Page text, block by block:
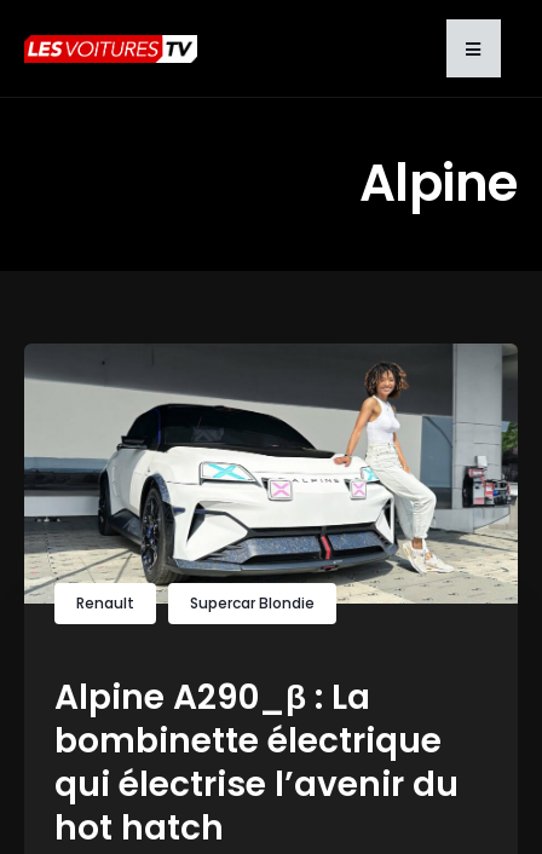
Alpine
Renault Supercar Blondie
Alpine A290_β : La
bombinette électrique
qui électrise l’avenir du
hot hatch